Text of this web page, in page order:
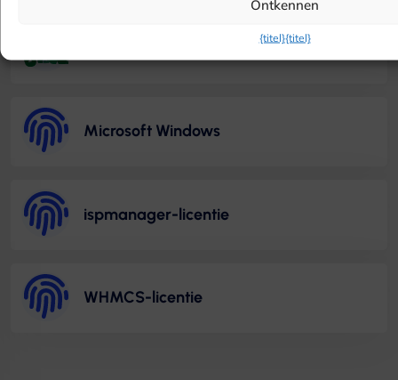
Ontkennen
{titel}{titel}
Microsoft Windows
ispmanager-licentie
WHMCS-licentie